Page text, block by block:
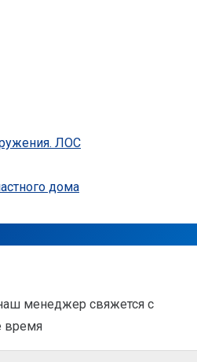
ЛОС
дома
менеджер свяжется с
время